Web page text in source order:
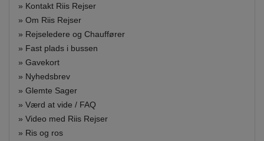
» Kontakt Riis Rejser
» Om Riis Rejser
» Rejseledere og Chauffører
» Fast plads i bussen
» Gavekort
» Nyhedsbrev
» Glemte Sager
» Værd at vide / FAQ
» Video med Riis Rejser
» Ris og ros